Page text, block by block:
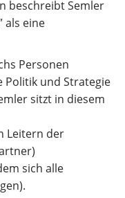
beschreibt Semler
als eine
Personen
Politik und Strategie
sitzt in diesem
Leitern der
sich alle